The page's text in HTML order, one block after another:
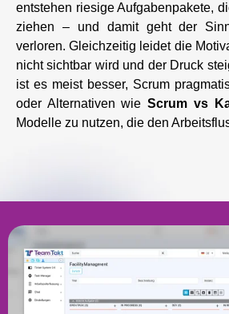
entstehen riesige Aufgabenpakete,
ziehen – und damit geht der
verloren. Gleichzeitig leidet die
nicht sichtbar wird und der Druck
ist es meist besser, Scrum
oder Alternativen wieScrum vs
Modelle zu nutzen, die den